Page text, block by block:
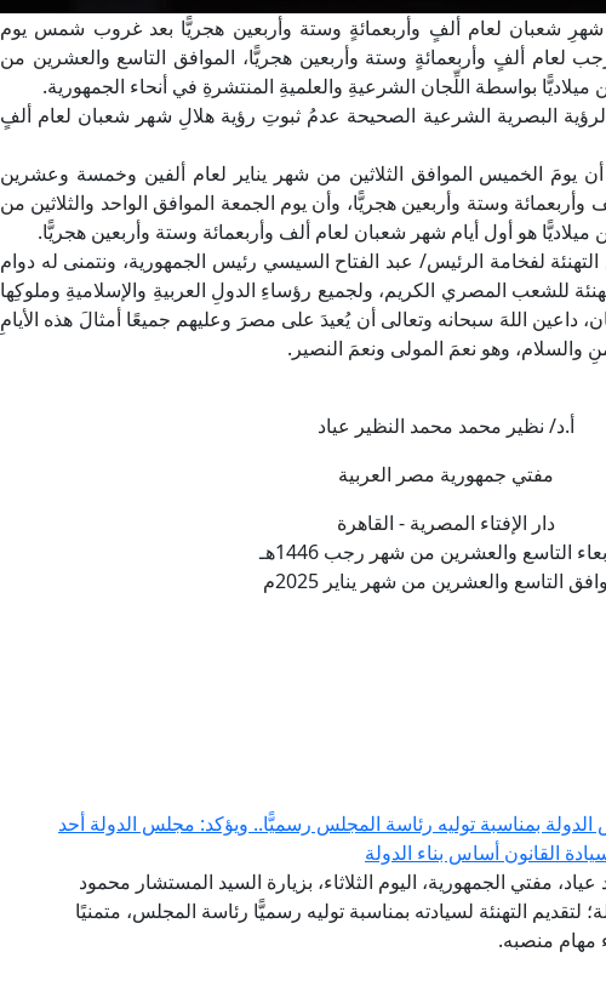
شهرِ شعبان لعام ألفٍ وأربعمائةٍ وستة وأربعين هجريًّا بعد غروب شمس يوم
لعام ألفٍ وأربعمائةٍ وستة وأربعين هجريًّا، الموافق التاسع والعشرين من
بواسطة اللِّجان الشرعيةِ والعلميةِ المنتشرةِ في أنحاء الجمهورية.
البصرية الشرعية الصحيحة عدمُ ثبوتِ رؤية هلالِ شهر شعبان لعام ألفٍ
أن يومَ الخميس الموافق الثلاثين من شهر يناير لعام ألفين وخمسة وعشرين
وستة وأربعين هجريًّا، وأن يوم الجمعة الموافق الواحد والثلاثين من
هو أول أيام شهر شعبان لعام ألف وأربعمائة وستة وأربعين هجريًّا.
لفخامة الرئيس/ عبد الفتاح السيسي رئيس الجمهورية، ونتمنى له دوام
للشعب المصري الكريم، ولجميع رؤساءِ الدولِ العربيةِ والإسلاميةِ وملوكِها
داعين اللهَ سبحانه وتعالى أن يُعيدَ على مصرَ وعليهم جميعًا أمثالَ هذه الأيامِ
والسلام، وهو نعمَ المولى ونعمَ النصير.
أ.د/ نظير محمد محمد النظير عياد
مفتي جمهورية مصر العربية
دار الإفتاء المصرية - القاهرة
التاسع والعشرين من شهر رجب 1446هـ
التاسع والعشرين من شهر يناير 2025م
بمناسبة توليه رئاسة المجلس رسميًّا.. ويؤكد: مجلس الدولة أحد
القانون أساس بناء الدولة
مفتي الجمهورية، اليوم الثلاثاء، بزيارة السيد المستشار محمود
لتقديم التهنئة لسيادته بمناسبة توليه رسميًّا رئاسة المجلس، متمنيًا
مهام منصبه.